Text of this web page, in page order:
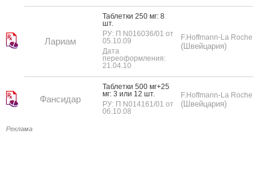
Лариам
Таб­летки 250 мг: 8
шт.
РУ: П N016036/01 от
05.10.09
Дата
переоформления:
21.04.10
F.Hoffmann-La Roche
(Швейцария)
Фансидар
Таб­летки 500 мг+25
мг: 3 или 12 шт.
РУ: П N014161/01 от
06.10.08
F.Hoffmann-La Roche
(Швейцария)
Реклама